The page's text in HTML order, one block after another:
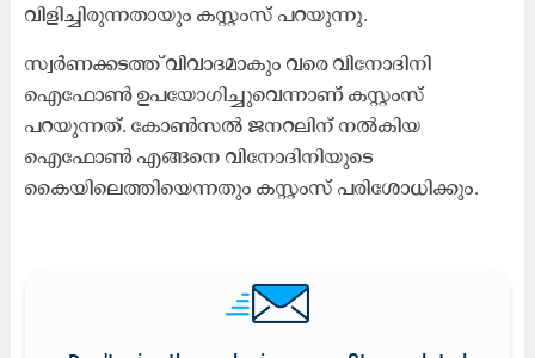
വിളിച്ചിരുന്നതായും കസ്റ്റംസ്​ പറയുന്നു.
സ്വർണക്കടത്ത്​ വിവാദമാകും വരെ വിനോദിനി
ഐഫോൺ ഉപയോഗിച്ചുവെന്നാണ്​ കസ്റ്റംസ്​
പറയുന്നത്​. കോൺസൽ ജനറലിന്​ നൽകിയ
ഐഫോൺ എങ്ങനെ വിനോദിനിയുടെ
കൈയിലെത്തിയെന്നതും കസ്റ്റംസ്​ പരിശോധിക്കും.